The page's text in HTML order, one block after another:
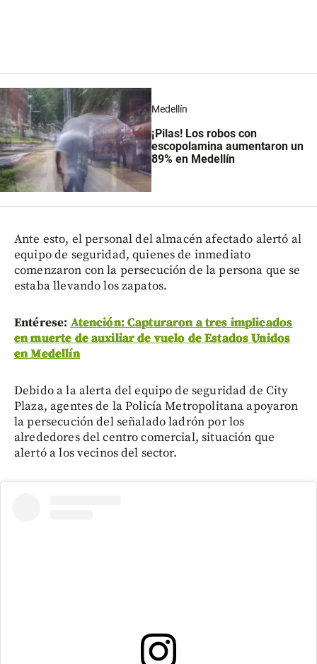
Medellín
¡Pilas! Los robos con
escopolamina aumentaron un
89% en Medellín
Ante esto, el personal del almacén afectado alertó al
equipo de seguridad, quienes de inmediato
comenzaron con la persecución de la persona que se
estaba llevando los zapatos.
Entérese: Atención: Capturaron a tres implicados
en muerte de auxiliar de vuelo de Estados Unidos
en Medellín
Debido a la alerta del equipo de seguridad de City
Plaza, agentes de la Policía Metropolitana apoyaron
la persecución del señalado ladrón por los
alrededores del centro comercial, situación que
alertó a los vecinos del sector.